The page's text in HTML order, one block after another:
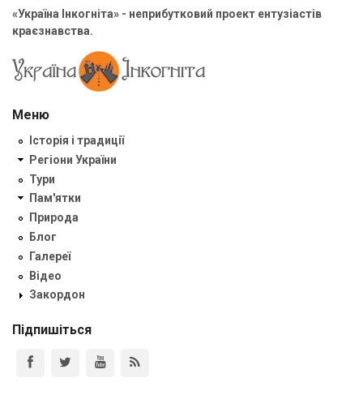
«Україна Інкогніта» - неприбутковий проект ентузіастів
краєзнавства.
Меню
Історія і традиції
Регіони України
Тури
Пам'ятки
Природа
Блог
Галереї
Відео
Закордон
Підпишіться